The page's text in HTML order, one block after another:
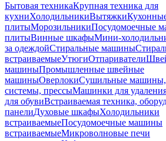
Бытовая техникаКрупная техника для
кухниХолодильникиВытяжки
плитыМорозильникиПосудомоечные
плитыВинные шкафыМини-
за одеждойСтиральные машины
встраиваемыеУтюгиОтпариватели
машиныПромышленные швейные
машиныОверлокиСушильные
системы, прессыМашинки для
для обувиВстраиваемая техника,
панелиДуховые шкафыХолодильники
встраиваемыеПосудомоечные машины
встраиваемыеМикроволновые печи